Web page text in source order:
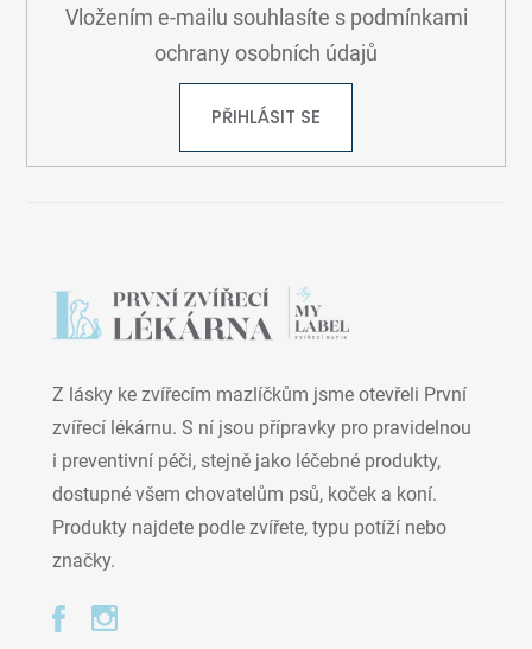
Vložením e-mailu souhlasíte s podmínkami
ochrany osobních údajů
PŘIHLÁSIT SE
Z lásky ke zvířecím mazlíčkům jsme otevřeli První
zvířecí lékárnu. S ní jsou přípravky pro pravidelnou
i preventivní péči, stejně jako léčebné produkty,
dostupné všem chovatelům psů, koček a koní.
Produkty najdete podle zvířete, typu potíží nebo
značky.